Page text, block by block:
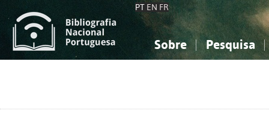
PT EN FR
Sobre Pesquisa